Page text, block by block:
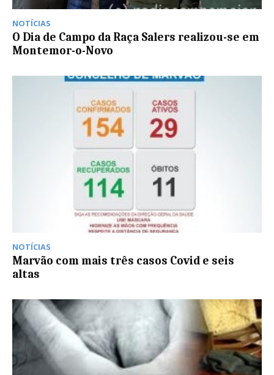
NOTÍCIAS
O Dia de Campo da Raça Salers realizou-se em
Montemor-o-Novo
NOTÍCIAS
Marvão com mais três casos Covid e seis
altas